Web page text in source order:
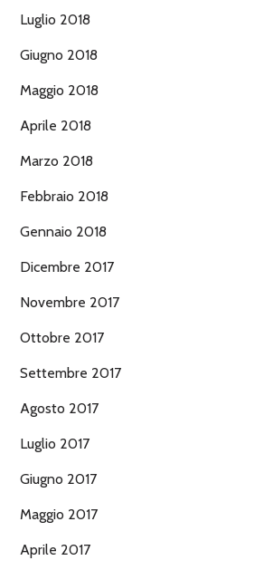
Luglio 2018
Giugno 2018
Maggio 2018
Aprile 2018
Marzo 2018
Febbraio 2018
Gennaio 2018
Dicembre 2017
Novembre 2017
Ottobre 2017
Settembre 2017
Agosto 2017
Luglio 2017
Giugno 2017
Maggio 2017
Aprile 2017